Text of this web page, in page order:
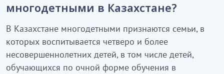
многодетными в Казахстане?
В Казахстане многодетными признаются семьи, в
которых воспитывается четверо и более
несовершеннолетних детей, в том числе детей,
обучающихся по очной форме обучения в